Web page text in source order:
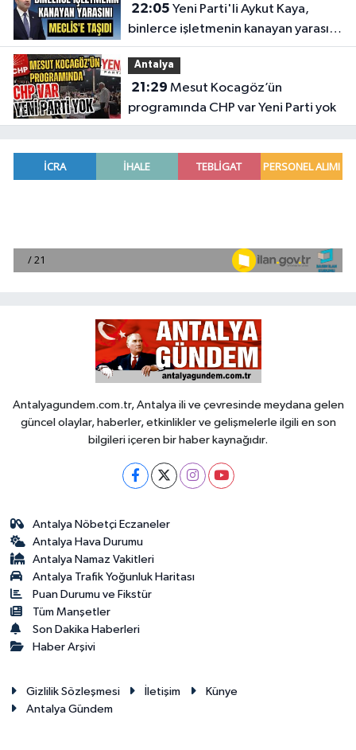
22:05
binlerce işletmenin kanayan yarasını
Meclis'e taşıdı
Antalya
21:29
programında CHP var Yeni Parti yok
Antalyagundem.com.tr, Antalya ili ve çevresinde meydana gelen
güncel olaylar, haberler, etkinlikler ve gelişmelerle ilgili en son
bilgileri içeren bir haber kaynağıdır.
Antalya Nöbetçi Eczaneler
Antalya Hava Durumu
Antalya Namaz Vakitleri
Antalya Trafik Yoğunluk Haritası
Puan Durumu ve Fikstür
Tüm Manşetler
Son Dakika Haberleri
Haber Arşivi
Gizlilik Sözleşmesi İletişim
Künye
Antalya Gündem